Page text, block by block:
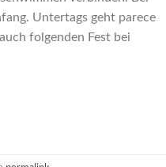
Untertags geht parece
folgenden Fest bei